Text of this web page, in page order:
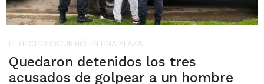
EL HECHO OCURRIÓ EN UNA PLAZA
Quedaron detenidos los tres
acusados de golpear a un hombre